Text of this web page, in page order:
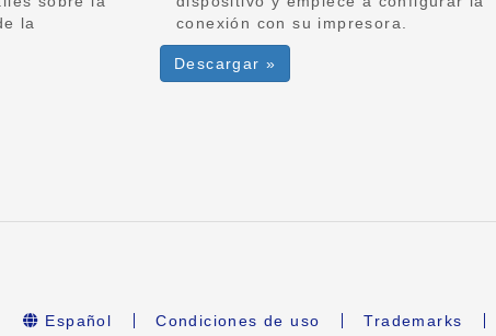
la
conexión con su impresora.
Descargar »
Español Condiciones de uso Trademarks